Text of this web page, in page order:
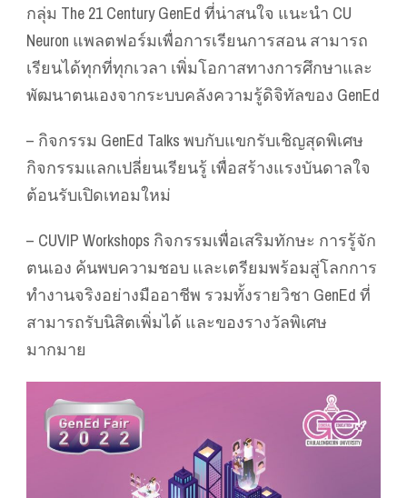
กลุ่ม The 21 Century GenEd ที่น่าสนใจ แนะนำ CU
Neuron แพลตฟอร์มเพื่อการเรียนการสอน สามารถ
เรียนได้ทุกที่ทุกเวลา เพิ่มโอกาสทางการศึกษาและ
พัฒนาตนเองจากระบบคลังความรู้ดิจิทัลของ GenEd
– กิจกรรม GenEd Talks พบกับแขกรับเชิญสุดพิเศษ
กิจกรรมแลกเปลี่ยนเรียนรู้ เพื่อสร้างแรงบันดาลใจ
ต้อนรับเปิดเทอมใหม่
– CUVIP Workshops กิจกรรมเพื่อเสริมทักษะ การรู้จัก
ตนเอง ค้นพบความชอบ และเตรียมพร้อมสู่โลกการ
ทำงานจริงอย่างมืออาชีพ รวมทั้งรายวิชา GenEd ที่
สามารถรับนิสิตเพิ่มได้ และของรางวัลพิเศษ
มากมาย